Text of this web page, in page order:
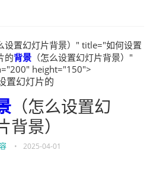
设置幻灯片背景）" title="如何设置
的背景 （怎么设置幻灯片背景）"
height="150">
置幻灯片的
（怎么设置幻
背景）
• 2025-04-01